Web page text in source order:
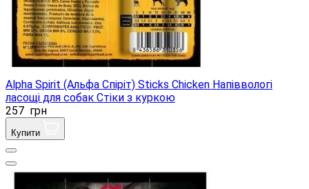
Alpha Spirit (Альфа Спіріт) Sticks Chicken Напіввологі
ласощі для собак Стіки з куркою
257 грн
Купити